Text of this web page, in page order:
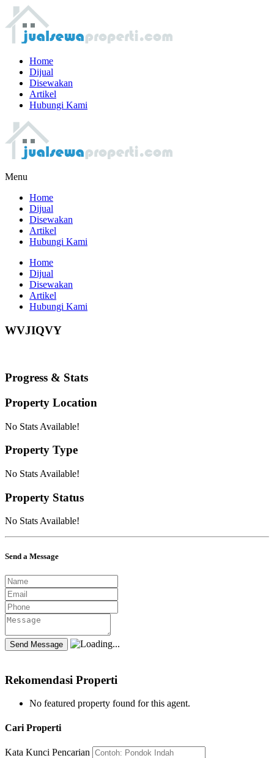
Home
Dijual
Disewakan
Artikel
Hubungi Kami
Menu
Home
Dijual
Disewakan
Artikel
Hubungi Kami
Home
Dijual
Disewakan
Artikel
Hubungi Kami
WVJIQVY
Progress & Stats
Property Location
No Stats Available!
Property Type
No Stats Available!
Property Status
No Stats Available!
Send a Message
Rekomendasi Properti
No featured property found for this agent.
Cari Properti
Kata Kunci Pencarian